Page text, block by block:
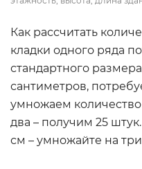
Как рассчитать
кладки одного ряда
стандартного
сантиметров,
умножаем
два – получим 25
см – умножайте на